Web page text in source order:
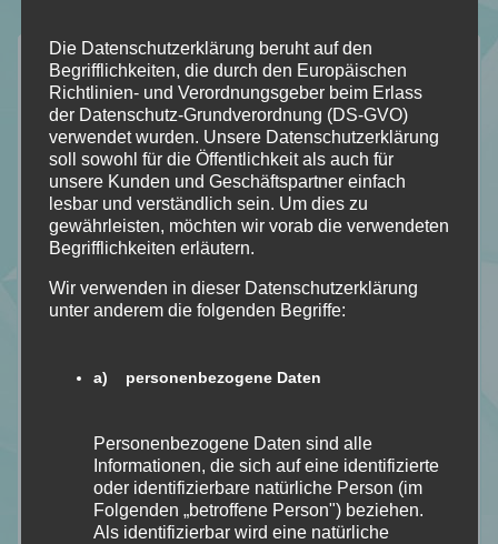
Neuste Rezensionen
Die Datenschutzerklärung beruht auf den
Begrifflichkeiten, die durch den Europäischen
Richtlinien- und Verordnungsgeber beim Erlass
der Datenschutz-Grundverordnung (DS-GVO)
verwendet wurden. Unsere Datenschutzerklärung
soll sowohl für die Öffentlichkeit als auch für
unsere Kunden und Geschäftspartner einfach
lesbar und verständlich sein. Um dies zu
gewährleisten, möchten wir vorab die verwendeten
Begrifflichkeiten erläutern.
Wir verwenden in dieser Datenschutzerklärung
unter anderem die folgenden Begriffe:
a) personenbezogene Daten
Personenbezogene Daten sind alle
Informationen, die sich auf eine identifizierte
oder identifizierbare natürliche Person (im
Folgenden „betroffene Person") beziehen.
Als identifizierbar wird eine natürliche